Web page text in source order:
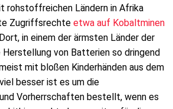
rohstoffreichen Ländern in Afrika
Zugriffsrechte etwa auf Kobaltminen
in einem der ärmsten Länder der
von Batterien so dringend
mit bloßen Kinderhänden aus dem
besser ist es um die
Vorherrschaften bestellt, wenn es